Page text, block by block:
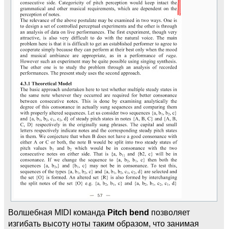
Волшебная MIDI команда Pitch bend позволяет
изгибать высоту ноты таким образом, что занимая